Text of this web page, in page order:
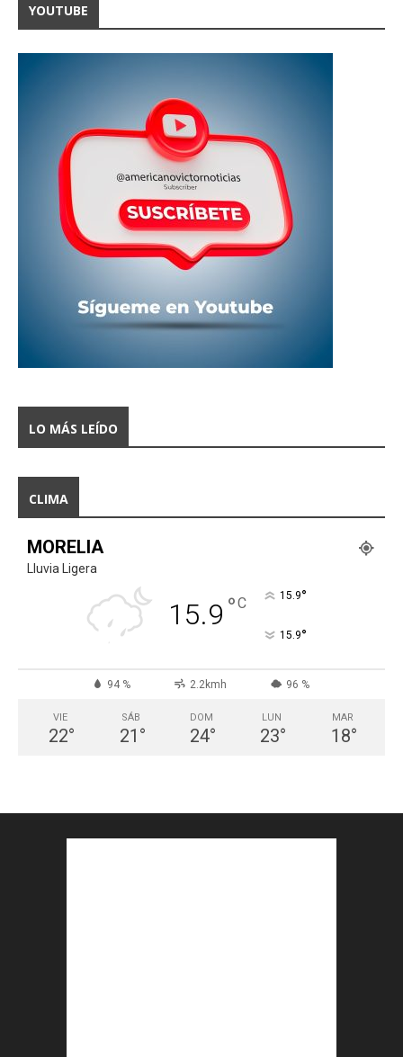
YOUTUBE
LO MÁS LEÍDO
CLIMA
MORELIA
Lluvia Ligera
15.9 °C 15.9°
15.9°
94 % 2.2kmh 96 %
VIE
22°
SÁB
21 °
DOM
24°
LUN
23°
MAR
18°